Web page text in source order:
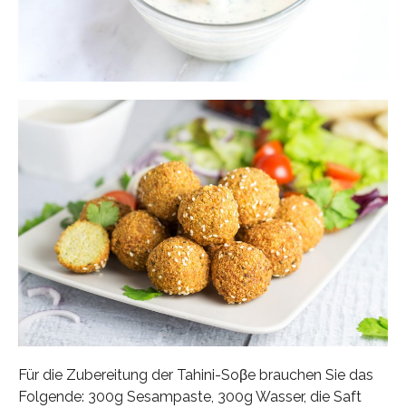
Für die Zubereitung der Tahini-Soβe brauchen Sie das
Folgende: 300g Sesampaste, 300g Wasser, die Saft